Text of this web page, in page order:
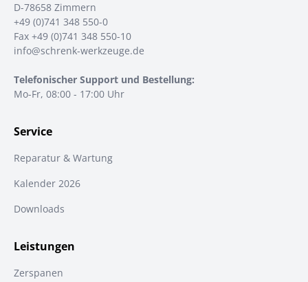
D-78658 Zimmern
+49 (0)741 348 550-0
Fax +49 (0)741 348 550-10
info@schrenk-werkzeuge.de
Telefonischer Support und Bestellung:
Mo-Fr, 08:00 - 17:00 Uhr
Service
Reparatur & Wartung
Kalender 2026
Downloads
Leistungen
Zerspanen